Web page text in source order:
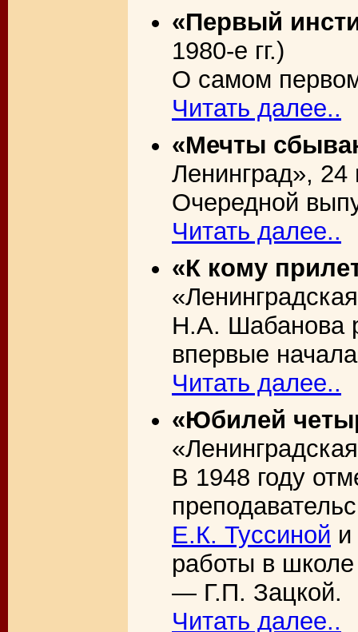
«Первый
1980-е гг.)
О самом
Читать далее..
«Мечты
Ленинград», 24
Очередной
Читать далее..
«К кому
Н.А. Шабанова
впервые
Читать далее..
«Юбилей
В 1948 году
Е.К. Туссиной
работы в
— Г.П. Зацкой.
Читать далее..